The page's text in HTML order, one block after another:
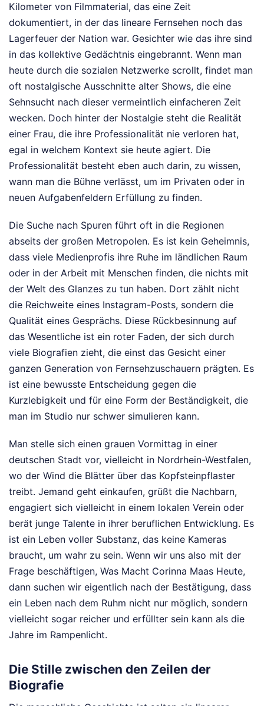
Kilometer von Filmmaterial, das eine Zeit
dokumentiert, in der das lineare Fernsehen noch das
Lagerfeuer der Nation war. Gesichter wie das ihre sind
in das kollektive Gedächtnis eingebrannt. Wenn man
heute durch die sozialen Netzwerke scrollt, findet man
oft nostalgische Ausschnitte alter Shows, die eine
Sehnsucht nach dieser vermeintlich einfacheren Zeit
wecken. Doch hinter der Nostalgie steht die Realität
einer Frau, die ihre Professionalität nie verloren hat,
egal in welchem Kontext sie heute agiert. Die
Professionalität besteht eben auch darin, zu wissen,
wann man die Bühne verlässt, um im Privaten oder in
neuen Aufgabenfeldern Erfüllung zu finden.
Die Suche nach Spuren führt oft in die Regionen
abseits der großen Metropolen. Es ist kein Geheimnis,
dass viele Medienprofis ihre Ruhe im ländlichen Raum
oder in der Arbeit mit Menschen finden, die nichts mit
der Welt des Glanzes zu tun haben. Dort zählt nicht
die Reichweite eines Instagram-Posts, sondern die
Qualität eines Gesprächs. Diese Rückbesinnung auf
das Wesentliche ist ein roter Faden, der sich durch
viele Biografien zieht, die einst das Gesicht einer
ganzen Generation von Fernsehzuschauern prägten. Es
ist eine bewusste Entscheidung gegen die
Kurzlebigkeit und für eine Form der Beständigkeit, die
man im Studio nur schwer simulieren kann.
Man stelle sich einen grauen Vormittag in einer
deutschen Stadt vor, vielleicht in Nordrhein-Westfalen,
wo der Wind die Blätter über das Kopfsteinpflaster
treibt. Jemand geht einkaufen, grüßt die Nachbarn,
engagiert sich vielleicht in einem lokalen Verein oder
berät junge Talente in ihrer beruflichen Entwicklung. Es
ist ein Leben voller Substanz, das keine Kameras
braucht, um wahr zu sein. Wenn wir uns also mit der
Frage beschäftigen, Was Macht Corinna Maas Heute,
dann suchen wir eigentlich nach der Bestätigung, dass
ein Leben nach dem Ruhm nicht nur möglich, sondern
vielleicht sogar reicher und erfüllter sein kann als die
Jahre im Rampenlicht.
Die Stille zwischen den Zeilen der
Biografie